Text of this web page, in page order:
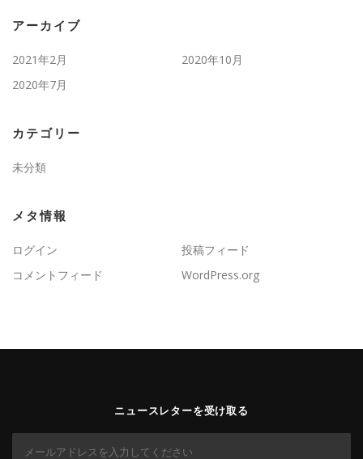
アーカイブ
2021年2月
2020年10月
2020年7月
カテゴリー
未分類
メタ情報
ログイン
投稿フィード
コメントフィード
WordPress.org
ニュースレターを受け取る